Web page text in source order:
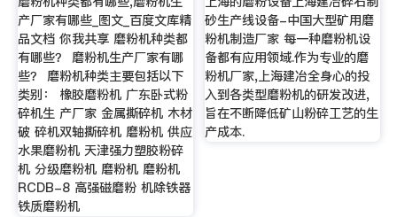
产厂家有哪些_图文_百度文库精
品文档 你我共享 磨粉机种类都
有哪些？ 磨粉机生产厂家有哪
些？ 磨粉机种类主要包括以下
类别： 橡胶磨粉机 广东卧式粉
碎机生 产厂家 金属撕碎机 木材
破 碎机双轴撕碎机 磨粉机 供应
水果磨粉机 天津强力塑胶粉碎
机 分级磨粉机 磨粉机 磨粉机
RCDB-8 高强磁磨粉 机除铁器
铁质磨粉机
砂生产线设备-中国大型矿用磨
粉机制造厂家 每一种磨粉机设
备都有应用领域.作为专业的磨
粉机厂家,上海建冶全身心的投
入到各类型磨粉机的研发改进,
旨在不断降低矿山粉碎工艺的生
产成本.